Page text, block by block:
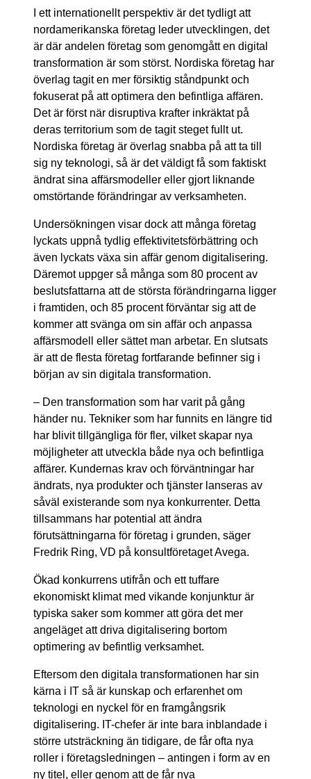
I ett internationellt perspektiv är det tydligt att
nordamerikanska företag leder utvecklingen, det
är där andelen företag som genomgått en digital
transformation är som störst. Nordiska företag har
överlag tagit en mer försiktig ståndpunkt och
fokuserat på att optimera den befintliga affären.
Det är först när disruptiva krafter inkräktat på
deras territorium som de tagit steget fullt ut.
Nordiska företag är överlag snabba på att ta till
sig ny teknologi, så är det väldigt få som faktiskt
ändrat sina affärsmodeller eller gjort liknande
omstörtande förändringar av verksamheten.
Undersökningen visar dock att många företag
lyckats uppnå tydlig effektivitetsförbättring och
även lyckats växa sin affär genom digitalisering.
Däremot uppger så många som 80 procent av
beslutsfattarna att de största förändringarna ligger
i framtiden, och 85 procent förväntar sig att de
kommer att svänga om sin affär och anpassa
affärsmodell eller sättet man arbetar. En slutsats
är att de flesta företag fortfarande befinner sig i
början av sin digitala transformation.
– Den transformation som har varit på gång
händer nu. Tekniker som har funnits en längre tid
har blivit tillgängliga för fler, vilket skapar nya
möjligheter att utveckla både nya och befintliga
affärer. Kundernas krav och förväntningar har
ändrats, nya produkter och tjänster lanseras av
såväl existerande som nya konkurrenter. Detta
tillsammans har potential att ändra
förutsättningarna för företag i grunden, säger
Fredrik Ring, VD på konsultföretaget Avega.
Ökad konkurrens utifrån och ett tuffare
ekonomiskt klimat med vikande konjunktur är
typiska saker som kommer att göra det mer
angeläget att driva digitalisering bortom
optimering av befintlig verksamhet.
Eftersom den digitala transformationen har sin
kärna i IT så är kunskap och erfarenhet om
teknologi en nyckel för en framgångsrik
digitalisering. IT-chefer är inte bara inblandade i
större utsträckning än tidigare, de får ofta nya
roller i företagsledningen – antingen i form av en
ny titel, eller genom att de får nya